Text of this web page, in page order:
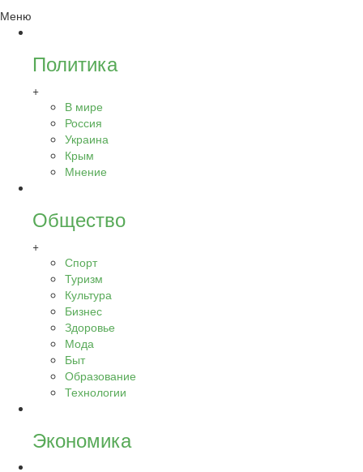
Меню
Политика
+
В мире
Россия
Украина
Крым
Мнение
Общество
+
Спорт
Туризм
Культура
Бизнес
Здоровье
Мода
Быт
Образование
Технологии
Экономика